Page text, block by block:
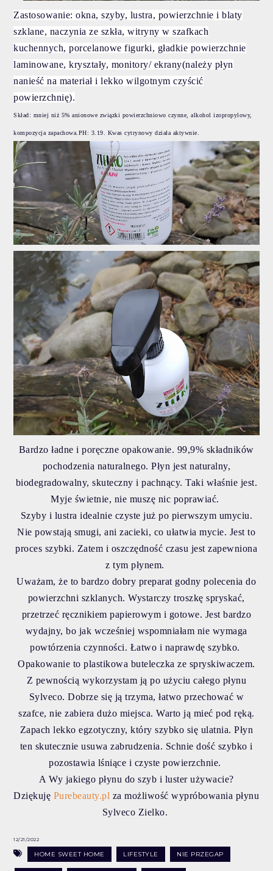
Zastosowanie:okna, szyby, lustra, powierzchnie i blaty
szklane, naczynia ze szkła, witryny w szafkach
kuchennych, porcelanowe figurki, gładkie powierzchnie
laminowane, kryształy, monitory/ ekrany(należy płyn
nanieść na materiał i lekko wilgotnym czyścić
powierzchnię).
Skład: mniej niż 5% anionowe związki powierzchniowo czynne, alkohol izopropylowy,
kompozycja zapachowa.PH: 3.19. Kwas cytrynowy działa aktywnie.
Bardzo ładne i poręczne opakowanie. 99,9% składników
pochodzenia naturalnego. Płyn jest naturalny,
biodegradowalny, skuteczny i pachnący. Taki właśnie jest.
Myje świetnie, nie muszę nic poprawiać.
Szyby i lustra idealnie czyste już po pierwszym umyciu.
Nie powstają smugi, ani zacieki, co ułatwia mycie. Jest to
proces szybki. Zatem i oszczędność czasu jest zapewniona
z tym płynem.
Uważam, że to bardzo dobry preparat godny polecenia do
powierzchni szklanych. Wystarczy troszkę spryskać,
przetrzeć ręcznikiem papierowym i gotowe. Jest bardzo
wydajny, bo jak wcześniej wspomniałam nie wymaga
powtórzenia czynności. Łatwo i naprawdę szybko.
Opakowanie to plastikowa buteleczka ze spryskiwaczem.
Z pewnością wykorzystam ją po użyciu całego płynu
Sylveco. Dobrze się ją trzyma, łatwo przechować w
szafce, nie zabiera dużo miejsca. Warto ją mieć pod ręką.
Zapach lekko egzotyczny, który szybko się ulatnia. Płyn
ten skutecznie usuwa zabrudzenia. Schnie dość szybko i
pozostawia lśniące i czyste powierzchnie.
A Wy jakiego płynu do szyb i luster używacie?
Dziękuję Purebeauty.pl za możliwość wypróbowania płynu
Sylveco Zielko.
12/21/2022
HOME SWEET HOME LIFESTYLE NIE PRZEGAP